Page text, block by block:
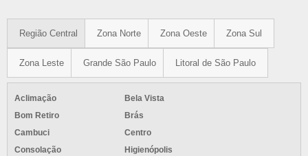
Região Central Zona Norte Zona Oeste Zona Sul
Zona Leste Grande São Paulo Litoral de São Paulo
Aclimação
Bela Vista
Bom Retiro
Brás
Cambuci
Centro
Consolação
Higienópolis